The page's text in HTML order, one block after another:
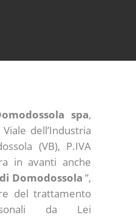
spa,
dell’Industria
(VB), P.IVA
in avanti anche
Domodossola ”,
del trattamento
da Lei